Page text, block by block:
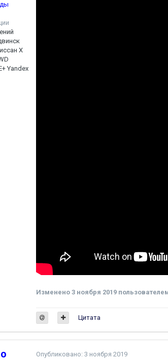
Х
Yandex
Изменено 3 ноября 2019
Цитата
Опубликовано: 3 ноября 2019